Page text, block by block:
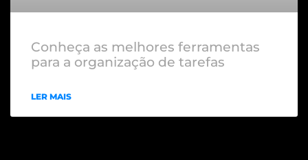
Conheça as melhores ferramentas
para a organização de tarefas
LER MAIS